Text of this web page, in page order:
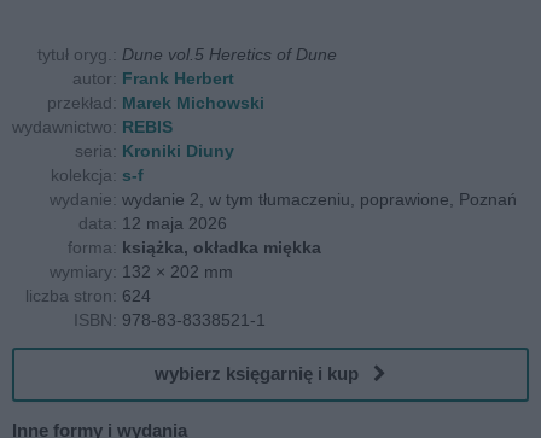
tytuł oryg.: Dune vol.5 Heretics of Dune
autor: Frank Herbert
przekład: Marek Michowski
wydawnictwo: REBIS
seria: Kroniki Diuny
kolekcja: s-f
wydanie: wydanie 2, w tym tłumaczeniu, poprawione, Poznań
data: 12 maja 2026
forma: książka, okładka miękka
wymiary: 132 × 202 mm
liczba stron: 624
ISBN: 978-83-8338521-1
wybierz księgarnię i kup
Inne formy i wydania